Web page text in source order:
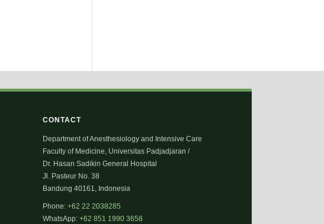
CONTACT
Department of Anesthesiology and Intensive Care
Faculty of Medicine, Universitas Padjadjaran /
Dr. Hasan Sadikin General Hospital
Jl. Pasteur No. 38
Bandung 40161, Indonesia
Phone: +62 22 2038285
WhatsApp: +62 851 1990 3658